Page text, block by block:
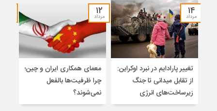
۱۴
مرداد
تغییر پارادایم در نبرد اوکراین:
از تقابل میدانی تا جنگ
زیرساخت‌های انرژی
۱۲
مرداد
معمای همکاری ایران و چین؛
چرا ظرفیت‌ها بالفعل
نمی‌شوند؟